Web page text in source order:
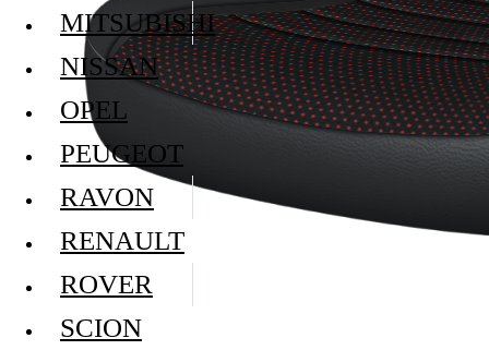
MITSUBISHI
NISSAN
OPEL
PEUGEOT
RAVON
RENAULT
ROVER
SCION